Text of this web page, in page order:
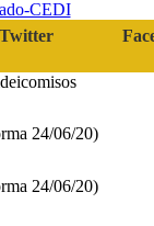
Twitter
24/06/20)
24/06/20)